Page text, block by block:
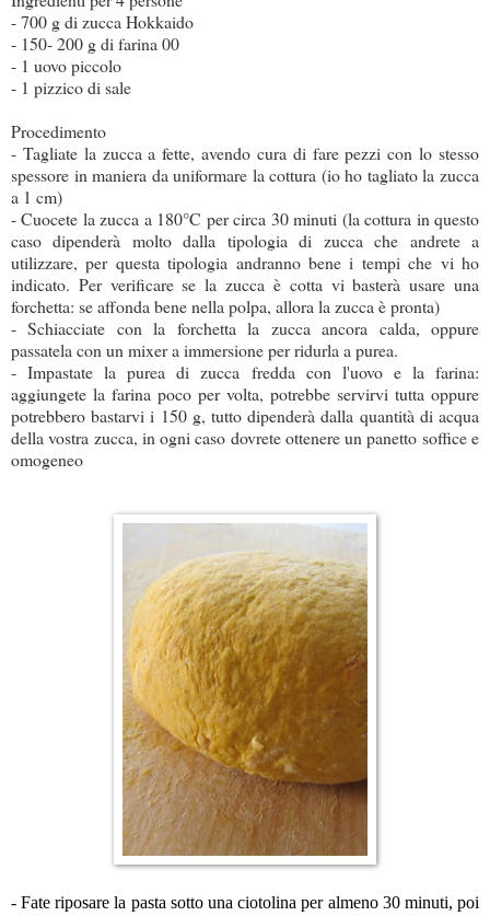
- 700 g di zucca Hokkaido
- 150- 200 g di farina 00
- 1 uovo piccolo
- 1 pizzico di sale
Procedimento
- Tagliate la zucca a fette, avendo cura di fare pezzi con lo stesso
spessore in maniera da uniformare la cottura (io ho tagliato la zucca
a 1 cm)
- Cuocete la zucca a 180°C per circa 30 minuti (la cottura in questo
caso dipenderà molto dalla tipologia di zucca che andrete a
utilizzare, per questa tipologia andranno bene i tempi che vi ho
indicato. Per verificare se la zucca è cotta vi basterà usare una
forchetta: se affonda bene nella polpa, allora la zucca è pronta)
- Schiacciate con la forchetta la zucca ancora calda, oppure
passatela con un mixer a immersione per ridurla a purea.
- Impastate la purea di zucca fredda con l'uovo e la farina:
aggiungete la farina poco per volta, potrebbe servirvi tutta oppure
potrebbero bastarvi i 150 g, tutto dipenderà dalla quantità di acqua
della vostra zucca, in ogni caso dovrete ottenere un panetto soffice e
omogeneo
- Fate riposare la pasta sotto una ciotolina per almeno 30 minuti, poi